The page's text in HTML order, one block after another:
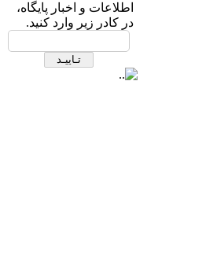
اطلاعات و اخبار پایگاه،
در کادر زیر وارد کنید.